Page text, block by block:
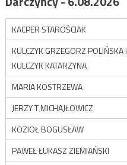
KACPER STAROŚCIAK
KULCZYK GRZEGORZ POLIŃSKA i
KULCZYK KATARZYNA
MARIA KOSTRZEWA
JERZY T MICHAJŁOWICZ
KOZIOŁ BOGUSŁAW
PAWEŁ ŁUKASZ ZIEMIAŃSKI